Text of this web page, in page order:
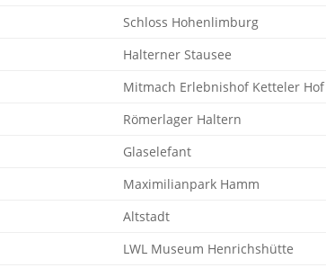
Schloss Hohenlimburg
Halterner Stausee
Mitmach Erlebnishof Ketteler Hof
Römerlager Haltern
Glaselefant
Maximilianpark Hamm
Altstadt
LWL Museum Henrichshütte